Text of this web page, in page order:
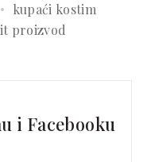
kupaći kostim
proizvod
i Facebooku